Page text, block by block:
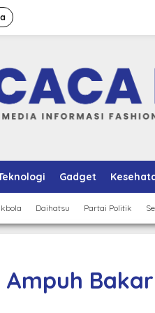
Gadget
Daihatsu Partai Politik